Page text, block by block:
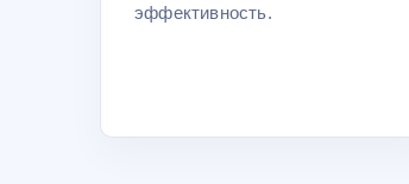
эффективность.